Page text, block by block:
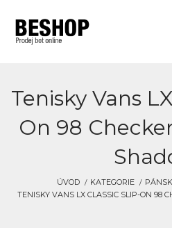
Tenisky Vans
On 98
ÚVOD KATEGORIE
TENISKY VANS LX CLASSIC SLIP-ON 98